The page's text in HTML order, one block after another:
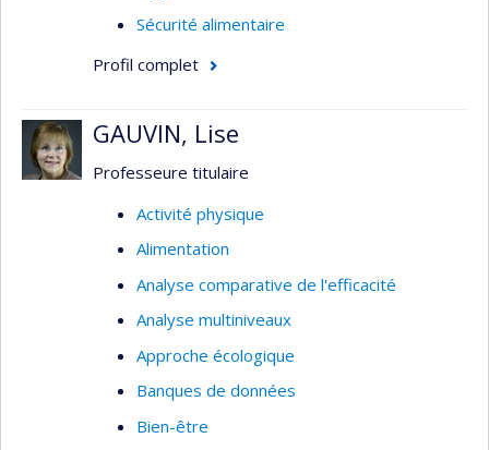
Sécurité alimentaire
Profil complet
GAUVIN, Lise
Professeure titulaire
Activité physique
Alimentation
Analyse comparative de l'efficacité
Analyse multiniveaux
Approche écologique
Banques de données
Bien-être